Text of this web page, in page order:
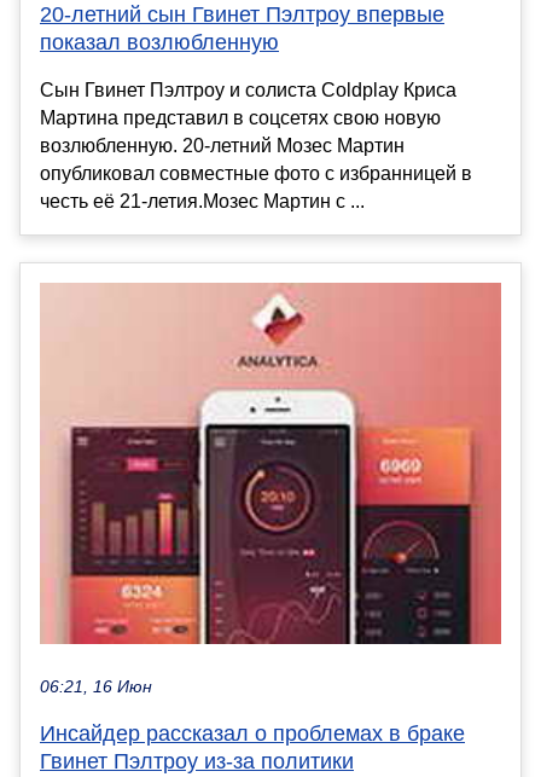
20-летний сын Гвинет Пэлтроу впервые
показал возлюбленную
Сын Гвинет Пэлтроу и солиста Coldplay Криса
Мартина представил в соцсетях свою новую
возлюбленную. 20-летний Мозес Мартин
опубликовал совместные фото с избранницей в
честь её 21-летия.Мозес Мартин с ...
06:21, 16 Июн
Инсайдер рассказал о проблемах в браке
Гвинет Пэлтроу из-за политики